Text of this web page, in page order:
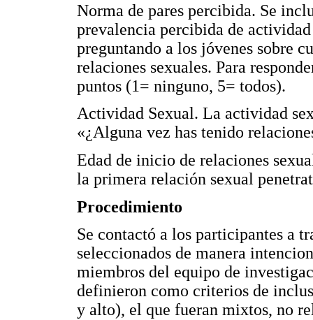
Norma de pares percibida. Se
prevalencia percibida de
preguntando a los jóvenes sobre
relaciones sexuales. Para
puntos (1= ninguno, 5= todos).
Actividad Sexual. La actividad
«¿Alguna vez has tenido
Edad de inicio de relaciones
la primera relación sexual
Procedimiento
Se contactó a los participantes a
seleccionados de manera
miembros del equipo de
definieron como criterios de
y alto), el que fueran mixtos, no